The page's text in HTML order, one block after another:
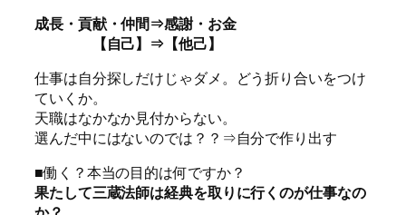
成長・貢献・仲間⇒感謝・お金
【自己】⇒【他己】
仕事は自分探しだけじゃダメ。どう折り合いをつけ
ていくか。
天職はなかなか見付からない。
選んだ中にはないのでは？？⇒自分で作り出す
■働く？本当の目的は何ですか？
果たして三蔵法師は経典を取りに行くのが仕事なの